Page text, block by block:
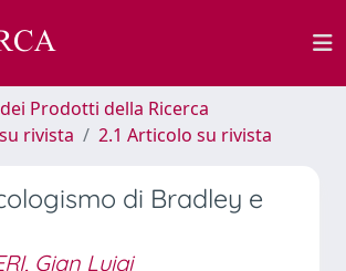
Prodotti della Ricerca
rivista
2.1 Articolo su rivista
di Bradley e
Gian Luigi